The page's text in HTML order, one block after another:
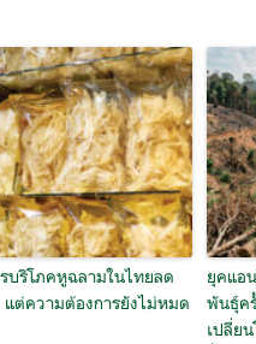
บริโภคหูฉลามในไทยลด
แต่ความต้องการยังไม่หมด
ยุคแอ
พันธุ์ค
เปลี่ย